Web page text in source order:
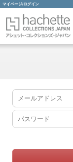
マイページ/ログイン